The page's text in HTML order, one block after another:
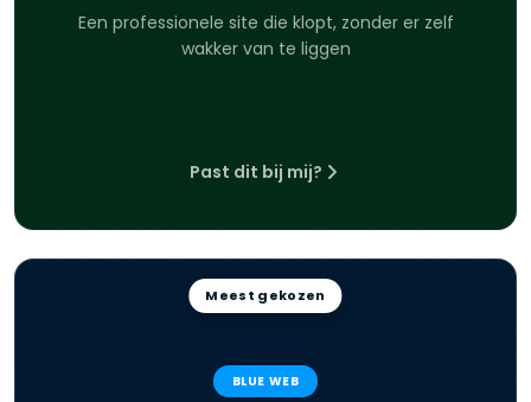
Een professionele site die klopt, zonder er zelf
wakker van te liggen
Past dit bij mij?
Meest gekozen
BLUE WEB